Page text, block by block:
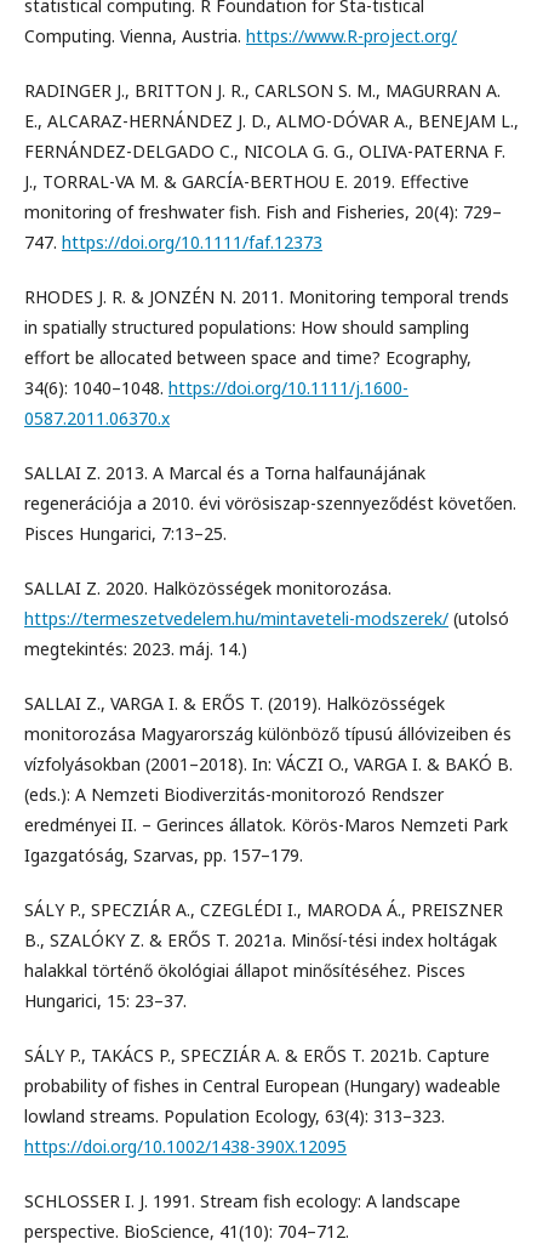
statistical computing. R Foundation for Sta-tistical
Computing. Vienna, Austria. https://www.R-project.org/
RADINGER J., BRITTON J. R., CARLSON S. M., MAGURRAN A.
E., ALCARAZ-HERNÁNDEZ J. D., ALMO-DÓVAR A., BENEJAM L.,
FERNÁNDEZ-DELGADO C., NICOLA G. G., OLIVA-PATERNA F.
J., TORRAL-VA M. & GARCÍA-BERTHOU E. 2019. Effective
monitoring of freshwater fish. Fish and Fisheries, 20(4): 729–
747. https://doi.org/10.1111/faf.12373
RHODES J. R. & JONZÉN N. 2011. Monitoring temporal trends
in spatially structured populations: How should sampling
effort be allocated between space and time? Ecography,
34(6): 1040–1048. https://doi.org/10.1111/j.1600-
0587.2011.06370.x
SALLAI Z. 2013. A Marcal és a Torna halfaunájának
regenerációja a 2010. évi vörösiszap-szennyeződést követően.
Pisces Hungarici, 7:13–25.
SALLAI Z. 2020. Halközösségek monitorozása.
https://termeszetvedelem.hu/mintaveteli-modszerek/ (utolsó
megtekintés: 2023. máj. 14.)
SALLAI Z., VARGA I. & ERŐS T. (2019). Halközösségek
monitorozása Magyarország különböző típusú állóvizeiben és
vízfolyásokban (2001–2018). In: VÁCZI O., VARGA I. & BAKÓ B.
(eds.): A Nemzeti Biodiverzitás-monitorozó Rendszer
eredményei II. – Gerinces állatok. Körös-Maros Nemzeti Park
Igazgatóság, Szarvas, pp. 157–179.
SÁLY P., SPECZIÁR A., CZEGLÉDI I., MARODA Á., PREISZNER
B., SZALÓKY Z. & ERŐS T. 2021a. Minősí-tési index holtágak
halakkal történő ökológiai állapot minősítéséhez. Pisces
Hungarici, 15: 23–37.
SÁLY P., TAKÁCS P., SPECZIÁR A. & ERŐS T. 2021b. Capture
probability of fishes in Central European (Hungary) wadeable
lowland streams. Population Ecology, 63(4): 313–323.
https://doi.org/10.1002/1438-390X.12095
SCHLOSSER I. J. 1991. Stream fish ecology: A landscape
perspective. BioScience, 41(10): 704–712.